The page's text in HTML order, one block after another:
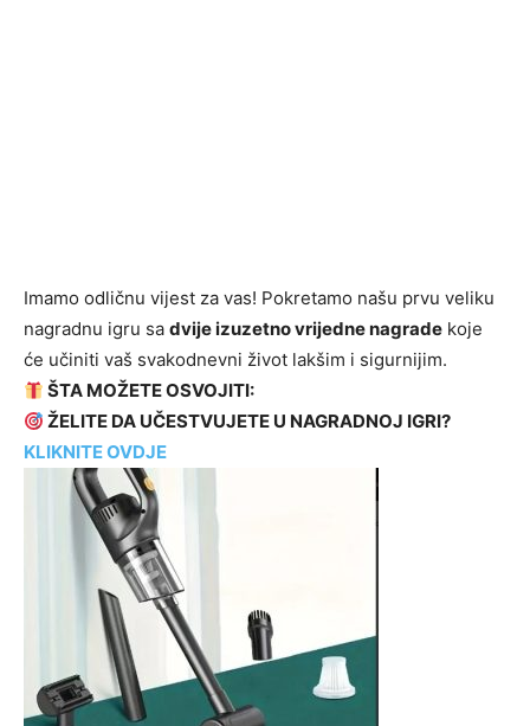
Imamo odličnu vijest za vas! Pokretamo našu prvu veliku
nagradnu igru sa dvije izuzetno vrijedne nagrade koje
će učiniti vaš svakodnevni život lakšim i sigurnijim.
ŠTA MOŽETE OSVOJITI:
ŽELITE DA UČESTVUJETE U NAGRADNOJ IGRI?
KLIKNITE OVDJE